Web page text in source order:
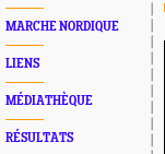
MARCHE NORDIQUE
LIENS
MÉDIATHÈQUE
RÉSULTATS